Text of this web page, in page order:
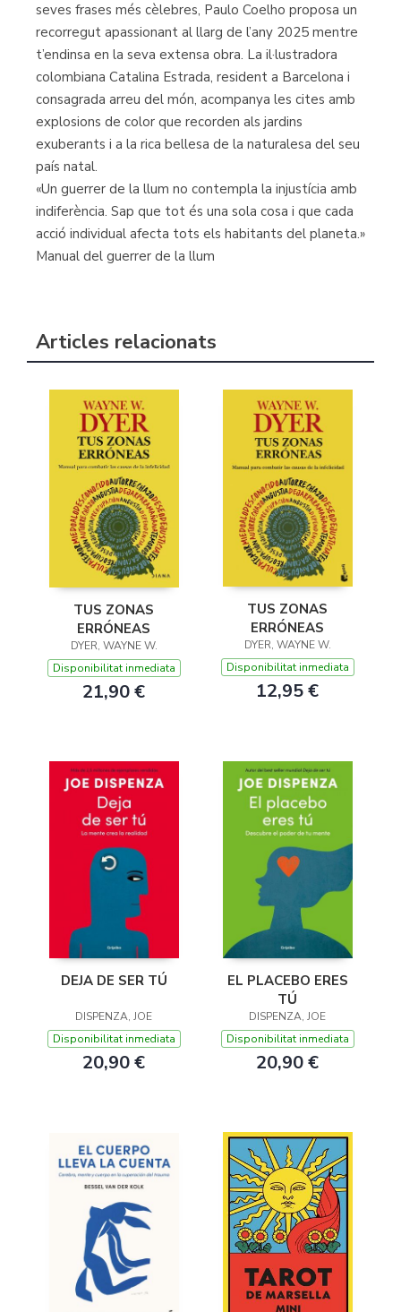
seves frases més cèlebres, Paulo Coelho proposa un
recorregut apassionant al llarg de l’any 2025 mentre
t’endinsa en la seva extensa obra. La il·lustradora
colombiana Catalina Estrada, resident a Barcelona i
consagrada arreu del món, acompanya les cites amb
explosions de color que recorden als jardins
exuberants i a la rica bellesa de la naturalesa del seu
país natal.
«Un guerrer de la llum no contempla la injustícia amb
indiferència. Sap que tot és una sola cosa i que cada
acció individual afecta tots els habitants del planeta.»
Manual del guerrer de la llum
Articles relacionats
TUS ZONAS
ERRÓNEAS
DYER, WAYNE W.
Disponibilitat inmediata
21,90 €
TUS ZONAS
ERRÓNEAS
DYER, WAYNE W.
Disponibilitat inmediata
12,95 €
DEJA DE SER TÚ
DISPENZA, JOE
Disponibilitat inmediata
20,90 €
EL PLACEBO ERES
TÚ
DISPENZA, JOE
Disponibilitat inmediata
20,90 €